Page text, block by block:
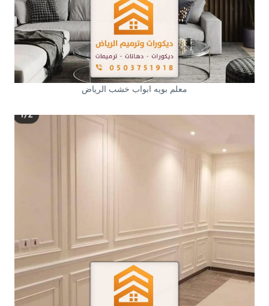
معلم بويه ابواب خشب الرياض